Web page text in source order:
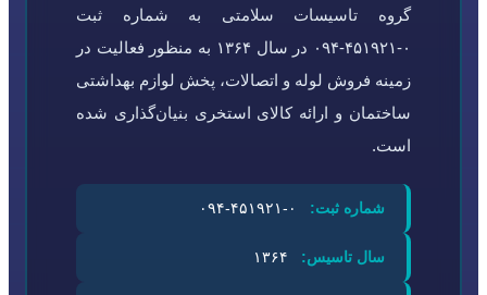
گروه تاسیسات سلامتی به شماره ثبت
۰-۴۵۱۹۲۱-۰۹۴ در سال ۱۳۶۴ به منظور فعالیت در
زمینه فروش لوله و اتصالات، پخش لوازم بهداشتی
ساختمان و ارائه کالای استخری بنیان‌گذاری شده
است.
شماره ثبت:
سال تاسیس: